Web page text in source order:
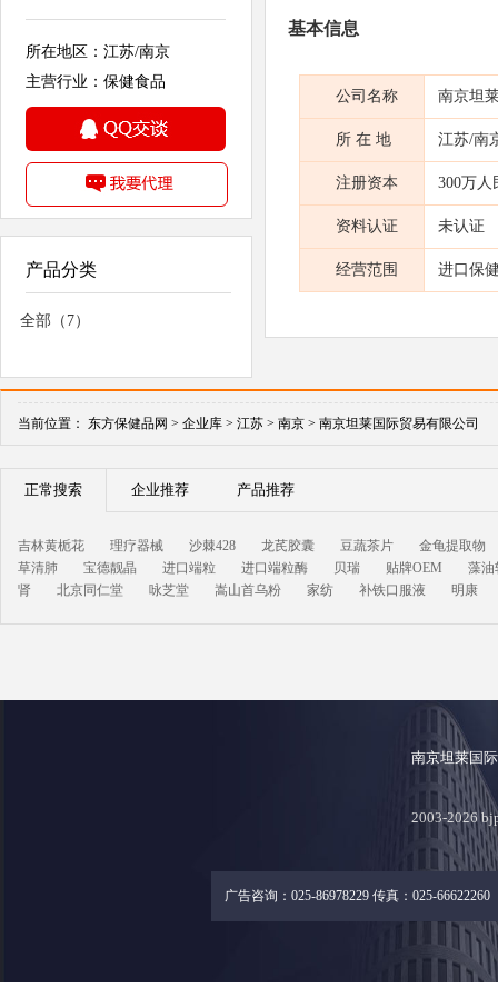
所在地区：江苏/南京
主营行业：保健食品
产品分类
全部（7）
基本信息
公司名称 南京坦
所 在 地 江苏/南
注册资本 300万人
资料认证 未认证
经营范围 进口保
当前位置： 东方保健品网 > 企业库 > 江苏 > 南京 > 南京坦莱国际贸易有限公司
正常搜索 企业推荐 产品推荐
吉林黄栀花 理疗器械 沙棘428 龙芪胶囊 豆蔬茶片
金龟提取物
草清肺
宝德靓晶 进口端粒 进口端粒酶 贝瑞 贴牌OEM
藻油
肾
北京同仁堂 咏芝堂 嵩山首乌粉 家纺 补铁口服液 明康
南京坦莱国
2003-2026
广告咨询：025-86978229 传真：025-66622260